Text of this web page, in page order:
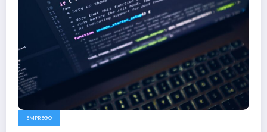
EMPREGO